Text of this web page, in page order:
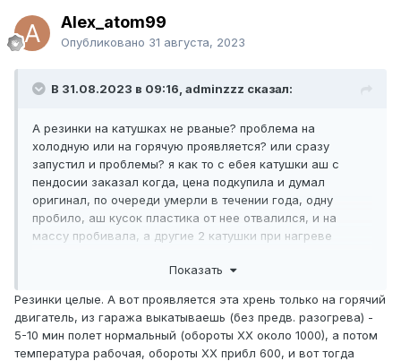
Alex_atom99
Опубликовано 31 августа, 2023
В 31.08.2023 в 09:16, adminzzz сказал:
А резинки на катушках не рваные? проблема на
холодную или на горячую проявляется? или сразу
запустил и проблемы? я как то с ебея катушки аш с
пендосии заказал когда, цена подкупила и думал
оригинал, по очереди умерли в течении года, одну
пробило, аш кусок пластика от нее отвалился, и на
массу пробивала, а другие 2 катушки при нагреве
Показать
Резинки целые. А вот проявляется эта хрень только на горячий
двигатель, из гаража выкатываешь (без предв. разогрева) -
5-10 мин полет нормальный (обороты ХХ около 1000), а потом
температура рабочая, обороты ХХ прибл 600, и вот тогда